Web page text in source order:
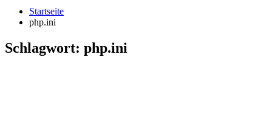
Startseite
php.ini
Schlagwort: php.ini